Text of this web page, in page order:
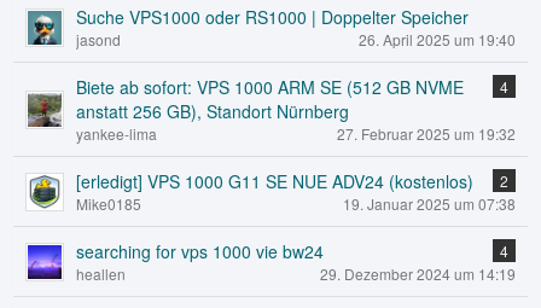
Suche VPS1000 oder RS1000 | Doppelter Speicher
jasond 26. April 2025 um 19:40
Biete ab sofort: VPS 1000 ARM SE (512 GB NVME
anstatt 256 GB), Standort Nürnberg
4
yankee-lima 27. Februar 2025 um 19:32
[erledigt] VPS 1000 G11 SE NUE ADV24 (kostenlos)
2
Mike0185
19. Januar 2025 um 07:38
searching for vps 1000 vie bw24
4
heallen
29. Dezember 2024 um 14:19